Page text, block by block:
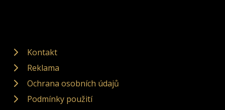
Kontakt
Reklama
Ochrana osobních údajů
Podmínky použití